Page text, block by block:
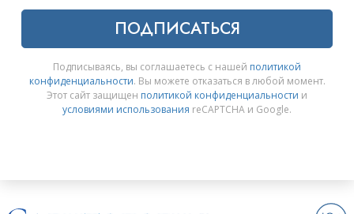
ПОДПИСАТЬСЯ
Подписываясь, вы соглашаетесь с нашей политикой
конфиденциальности. Вы можете отказаться в любой момент.
Этот сайт защищен политикой конфиденциальности и
условиями использования reCAPTCHA и Google.